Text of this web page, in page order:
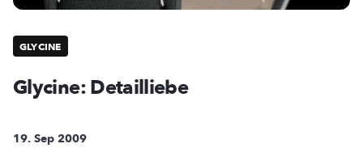
GLYCINE
Glycine: Detailliebe
19. Sep 2009